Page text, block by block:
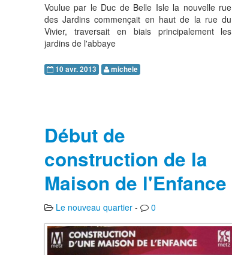
Voulue par le Duc de Belle Isle la nouvelle rue
des Jardins commençait en haut de la rue du
Vivier, traversait en biais principalement les
jardins de l'abbaye
10 avr. 2013 michele
Début de
construction de la
Maison de l'Enfance
Le nouveau quartier- 0